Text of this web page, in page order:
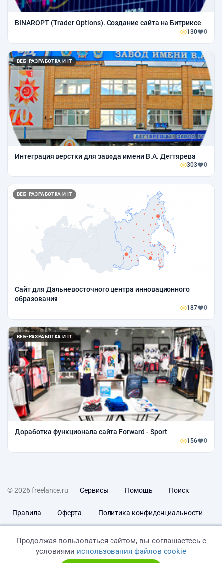
BINAROPT (Trader Options). Создание сайта на Битриксе
130 0
ВЕБ-РАЗРАБОТКА И IT
Интеграция верстки для завода имени В.А. Дегтярева
303 0
ВЕБ-РАЗРАБОТКА И IT
Сайт для Дальневосточного центра инновационного
образования
187 0
ВЕБ-РАЗРАБОТКА И IT
Доработка функционала сайта Forward - Sport
156 0
© 2026 freelance.ru Сервисы Помощь Поиск
Правила Оферта Политика конфиденциальности
Продолжая пользоваться сайтом, вы соглашаетесь с
условиями использования файлов cookie